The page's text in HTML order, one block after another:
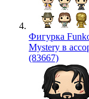
Фигурка
Mystery в
(83667)